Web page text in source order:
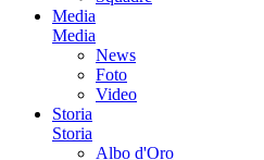
Media
Media
News
Foto
Video
Storia
Storia
Albo d'Oro